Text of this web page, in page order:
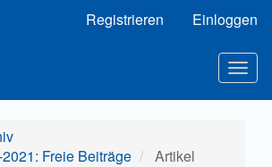
Registrieren Einloggen
Freie Beiträge
Artikel